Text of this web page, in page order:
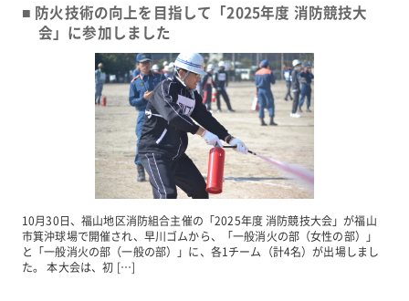
防火技術の向上を目指して「2025年度 消防競技大
会」に参加しました
10月30日、福山地区消防組合主催の「2025年度 消防競技大会」が福山
市箕沖球場で開催され、早川ゴムから、「一般消火の部（女性の部）」
と「一般消火の部（一般の部）」に、各1チーム（計4名）が出場しまし
た。 本大会は、初 […]